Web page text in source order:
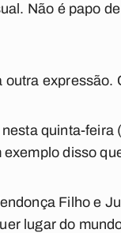
Não é papo
outra expressão.
quinta-
disso
Filho e
lugar do